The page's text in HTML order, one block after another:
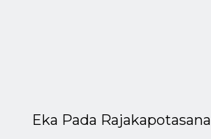
Eka Pada Rajakapotasana